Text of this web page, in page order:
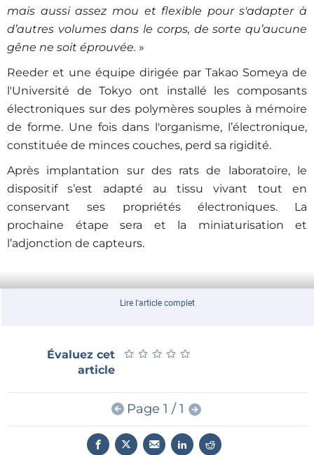
mais aussi assez mou et flexible pour s'adapter à
d’autres volumes dans le corps, de sorte qu’aucune
gêne ne soit éprouvée. »
Reeder et une équipe dirigée par Takao Someya de
l'Université de Tokyo ont installé les composants
électroniques sur des polymères souples à mémoire
de forme. Une fois dans l'organisme, l’électronique,
constituée de minces couches, perd sa rigidité.
Après implantation sur des rats de laboratoire, le
dispositif s’est adapté au tissu vivant tout en
conservant ses propriétés électroniques. La
prochaine étape sera et la miniaturisation et
l’adjonction de capteurs.
Lire l'article complet
Évaluez cet
article
★ ★ ★ ★ ★
★ ★ ★ ★ ★
Page 1 / 1